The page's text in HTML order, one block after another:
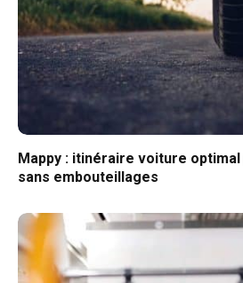
Mappy : itinéraire voiture
sans embouteillages